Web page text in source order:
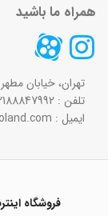
همراه ما باشید
تهران، خیابان
تلفن : 02188847992
ایمیل : info@mikadoland.com
فروشگاه